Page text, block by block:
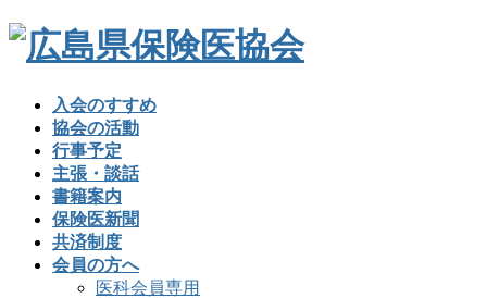
入会のすすめ
協会の活動
行事予定
主張・談話
書籍案内
保険医新聞
共済制度
会員の方へ
医科会員専用